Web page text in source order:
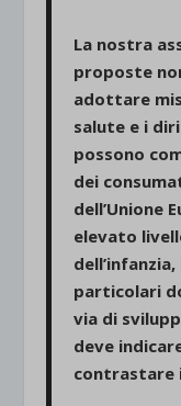
La nostra
proposte
adottare
salute e i
possono
dei
dell’Unione
elevato
particolari
via di
deve
contrastare